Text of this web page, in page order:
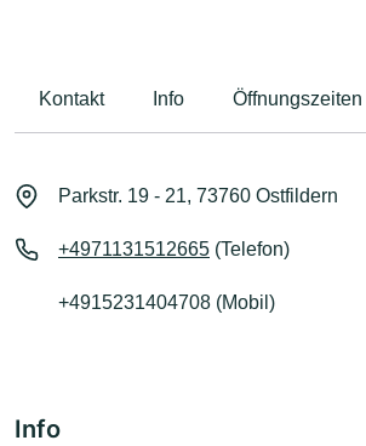
Kontakt Info Öffnungszeiten
Parkstr. 19 - 21, 73760 Ostfildern
+4971131512665 (Telefon)
+4915231404708 (Mobil)
Info